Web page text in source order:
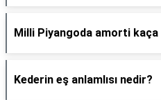
Milli Piyangoda amorti kaça
Kederin eş anlamlısı nedir?